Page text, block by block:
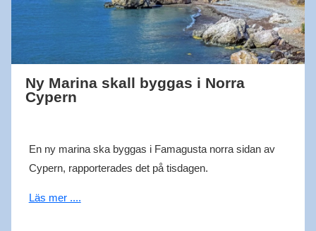
Ny Marina skall byggas i Norra
Cypern
En ny marina ska byggas i Famagusta norra sidan av
Cypern, rapporterades det på tisdagen.
Läs mer ....